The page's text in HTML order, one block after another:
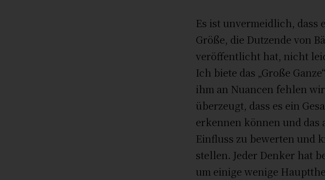
Es ist unvermeidlich, dass
Größe, die Dutzende von
veröffentlicht hat, nicht
Ich biete das „Große
ihm an Nuancen fehlen
überzeugt, dass es ein
erkennen können und das
Einfluss zu bewerten und
stellen. Jeder Denker hat
um einige wenige